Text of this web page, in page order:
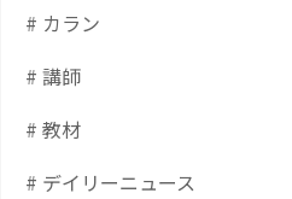
# カラン
# 講師
# 教材
# デイリーニュース